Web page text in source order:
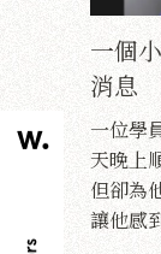
一個
消息
一位學
天晚上
但卻為
讓他感